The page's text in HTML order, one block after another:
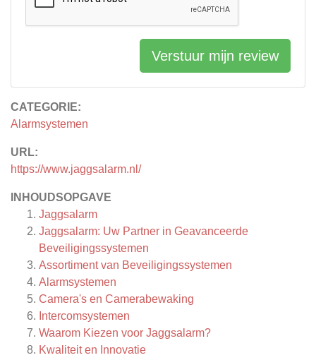
CATEGORIE:
Alarmsystemen
URL:
https://www.jaggsalarm.nl/
INHOUDSOPGAVE
Jaggsalarm
Jaggsalarm: Uw Partner in Geavanceerde
Beveiligingssystemen
Assortiment van Beveiligingssystemen
Alarmsystemen
Camera's en Camerabewaking
Intercomsystemen
Waarom Kiezen voor Jaggsalarm?
Kwaliteit en Innovatie
Verstuur mijn review